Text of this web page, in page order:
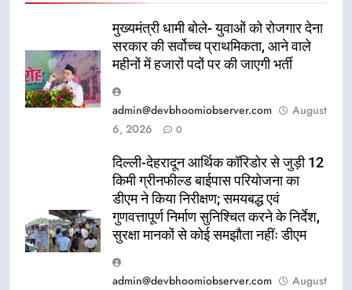
मुख्यमंत्री धामी बोले- युवाओं को रोजगार देना
सरकार की सर्वोच्च प्राथमिकता, आने वाले
महीनों में हजारों पदों पर की जाएगी भर्ती
admin@devbhoomiobserver.com
August
6, 2026
0
दिल्ली-देहरादून आर्थिक कॉरिडोर से जुड़ी 12
किमी ग्रीनफील्ड बाईपास परियोजना का
डीएम ने किया निरीक्षण; समयबद्ध एवं
गुणवत्तापूर्ण निर्माण सुनिश्चित करने के निर्देश,
सुरक्षा मानकों से कोई समझौता नहींः डीएम
admin@devbhoomiobserver.com
August